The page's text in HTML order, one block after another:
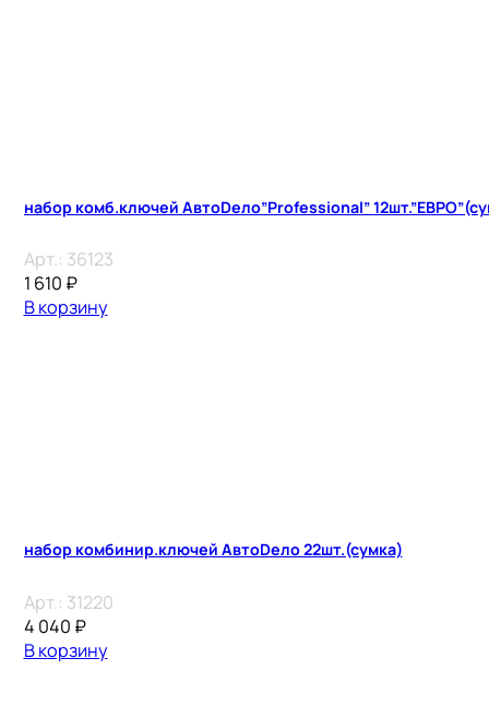
набор комб.ключей АвтоDело”Professional”
Арт.: 36123
1 610 ₽
В корзину
набор комбинир.ключей АвтоDело 22шт.(сумка)
Арт.: 31220
4 040 ₽
В корзину